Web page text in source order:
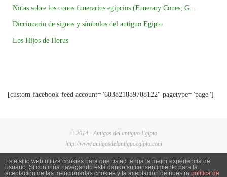
Notas sobre los conos funerarios egipcios (Funerary Cones, G...
Diccionario de signos y símbolos del antiguo Egipto
Los Hijos de Horus
[custom-facebook-feed account="603821889708122" pagetype="page"]
© 2014 - Amigos del antiguo Egipto
http://www.amigosdelantiguoegipto.com
Este sitio web utiliza cookies para que usted tenga la mejor experiencia de
usuario. Si continúa navegando está dando su consentimiento para la
aceptación de las mencionadas cookies y la aceptación de nuestra política de